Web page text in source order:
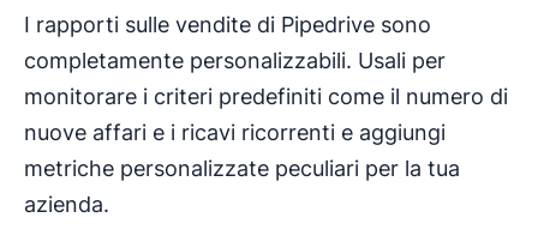
I rapporti sulle vendite di Pipedrive sono
completamente personalizzabili. Usali per
monitorare i criteri predefiniti come il numero di
nuove affari e i ricavi ricorrenti e aggiungi
metriche personalizzate peculiari per la tua
azienda.